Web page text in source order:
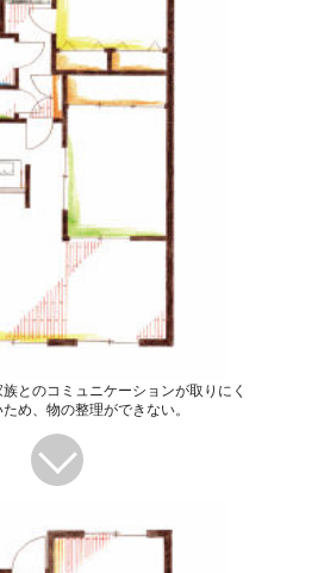
とのコミュニケーションが取りにく
め、物の整理ができない。